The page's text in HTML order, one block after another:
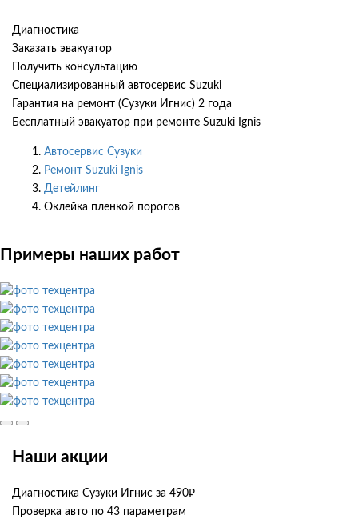
Диагностика
Заказать эвакуатор
Получить консультацию
Специализированный автосервис Suzuki
Гарантия на ремонт (Сузуки Игнис) 2 года
Бесплатный эвакуатор при ремонте Suzuki Ignis
Автосервис Сузуки
Ремонт Suzuki Ignis
Детейлинг
Оклейка пленкой порогов
Примеры наших работ
Наши акции
Диагностика Сузуки Игнис за 490₽
Проверка авто по 43 параметрам